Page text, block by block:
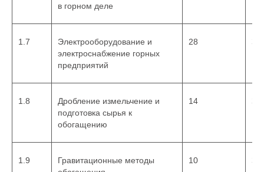
Министерства
образования и науки
РФ от 1 июля 2013 г.
организации и
деятельности по
дополнительным
в горном деле
1.7
Электрооборудование и
электроснабжение горных
предприятий
28
1.8
Дробление измельчение и
подготовка сырья к
обогащению
14
1.9
Гравитационные методы
10